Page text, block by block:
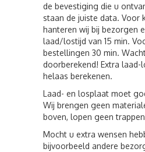
de bevestiging die u
staan de juiste data. Voor
hanteren wij bij bezorgen
laad/lostijd van 15 min.
bestellingen 30 min.
doorberekend! Extra laad-
helaas berekenen.
Laad- en losplaat moet
Wij brengen geen
boven, lopen geen
Mocht u extra wensen
bijvoorbeeld andere